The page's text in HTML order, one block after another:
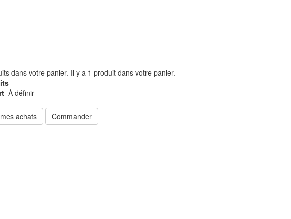
dans votre panier. Il y a 1 produit dans votre panier.
À définir
achats
Commander